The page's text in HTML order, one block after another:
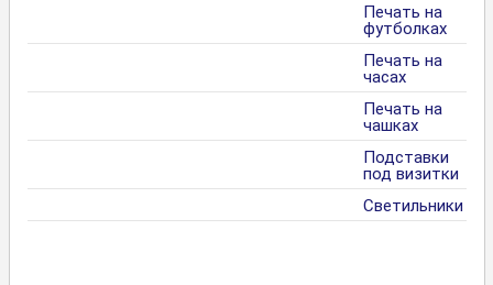
Печать на
футболках
Печать на
часах
Печать на
чашках
Подставки
под визитки
Светильники